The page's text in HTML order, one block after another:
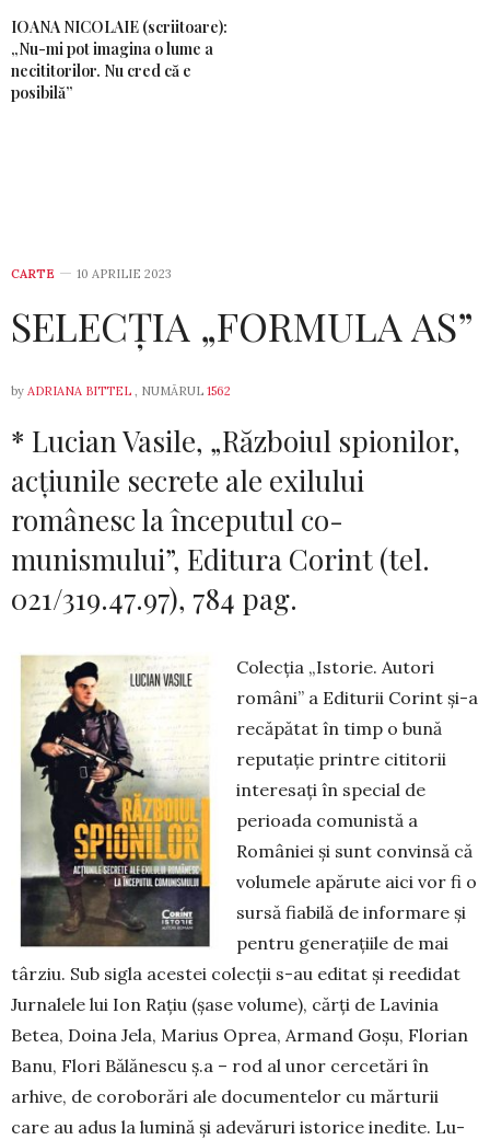
IOANA NICOLAIE (scriitoare):
„Nu-mi pot imagina o lume a
necititorilor. Nu cred că e
posibilă”
CARTE 10 APRILIE 2023
SELECȚIA „FORMULA AS”
by ADRIANA BITTEL , NUMĂRUL 1562
* Lucian Vasile, „Războiul spionilor,
ac­țiu­nile secrete ale exilului
românesc la începutul co­
munismului”, Editura Corint (tel.
021/319.47.97), 784 pag.
Colecţia „Istorie. Autori
români” a Editurii Corint şi-a
recăpătat în timp o bună
reputaţie prin­tre cititorii
interesaţi în special de
perioada co­munistă a
României şi sunt convinsă că
volumele apărute aici vor fi o
sursă fiabilă de informare şi
pentru generaţiile de mai
târziu. Sub sigla acestei colecţii s-au editat şi reedidat
Jurnalele lui Ion Raţiu (şase volume), cărţi de Lavinia
Betea, Doina Jela, Marius Oprea, Armand Goşu, Florian
Banu, Flori Bălănescu ş.a – rod al unor cercetări în
arhive, de coroborări ale documentelor cu mărturii
care au adus la lumină şi adevăruri istorice inedite. Lu­